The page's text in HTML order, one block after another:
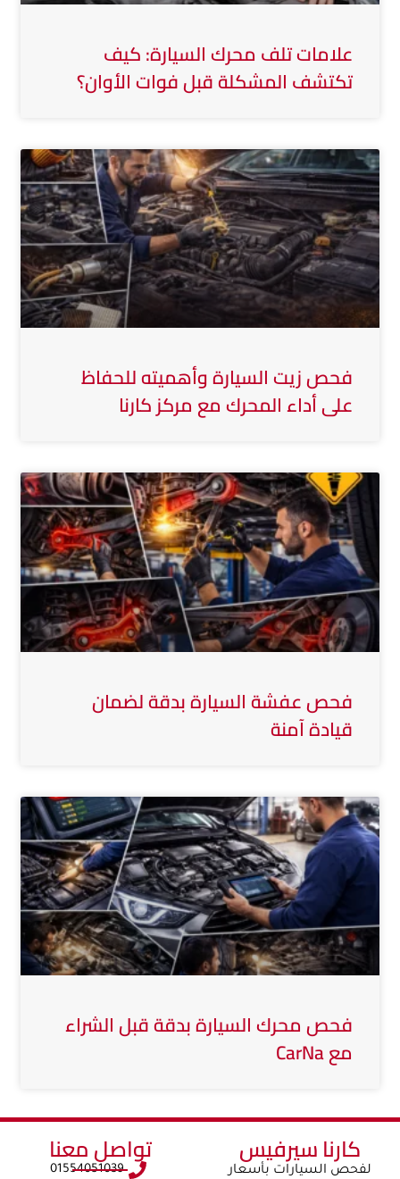
علامات تلف محرك السيارة: كيف
تكتشف المشكلة قبل فوات الأوان؟
فحص زيت السيارة وأهميته للحفاظ
على أداء المحرك مع مركز كارنا
فحص عفشة السيارة بدقة لضمان
قيادة آمنة
فحص محرك السيارة بدقة قبل الشراء
مع CarNa
كارنا سيرفيس​​
لفحص السيارات بأسعار
تواصل معنا​
01554051039